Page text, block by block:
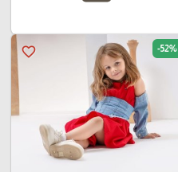
favorite_border -52%